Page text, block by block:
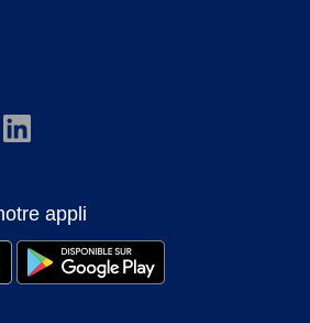
appli